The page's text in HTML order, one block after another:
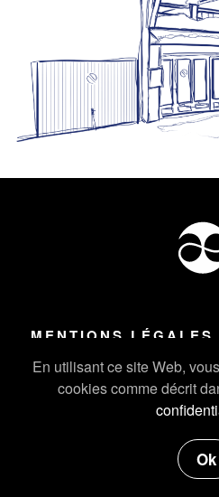
En utilisant ce site Web,
cookies comme décrit
Ok
MENTIONS LÉGALES